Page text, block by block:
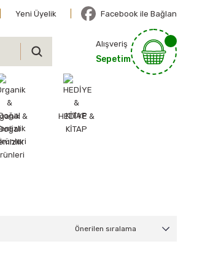
Yeni Üyelik Facebook ile Bağlan
Alışveriş
Sepetim
&
HEDİYE &
KİTAP